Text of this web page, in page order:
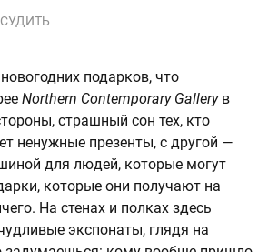
подарков, что
Northern Contemporary Galleryв
страшный сон тех, кто
ненужные презенты, с другой —
для людей, которые могут
которые они получают на
На стенах и полках здесь
экспонаты, глядя на